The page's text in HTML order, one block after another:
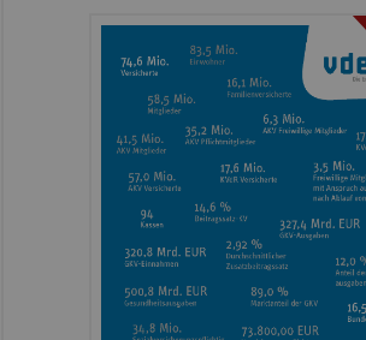
Informationen